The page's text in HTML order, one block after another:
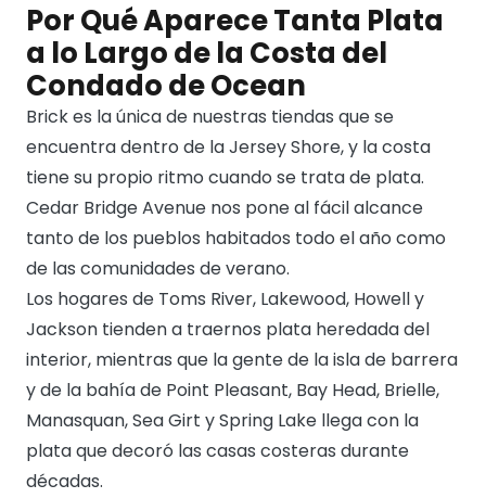
Por Qué Aparece Tanta Plata
a lo Largo de la Costa del
Condado de Ocean
Brick es la única de nuestras tiendas que se
encuentra dentro de la Jersey Shore, y la costa
tiene su propio ritmo cuando se trata de plata.
Cedar Bridge Avenue nos pone al fácil alcance
tanto de los pueblos habitados todo el año como
de las comunidades de verano.
Los hogares de Toms River, Lakewood, Howell y
Jackson tienden a traernos plata heredada del
interior, mientras que la gente de la isla de barrera
y de la bahía de Point Pleasant, Bay Head, Brielle,
Manasquan, Sea Girt y Spring Lake llega con la
plata que decoró las casas costeras durante
décadas.